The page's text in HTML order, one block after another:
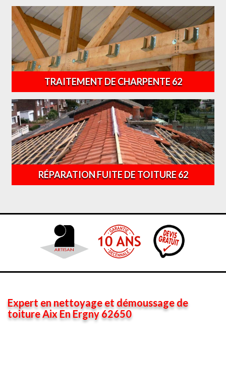
TRAITEMENT DE CHARPENTE 62
RÉPARATION FUITE DE TOITURE 62
Expert en nettoyage et démoussage de
toiture Aix En Ergny 62650